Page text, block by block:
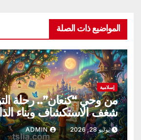
المواضيع ذات الصلة
إسلامية
من وحي “كنعان”.. رحلة
شغف الاستكشاف وبناء
يوليو 28, 2026 ADMIN